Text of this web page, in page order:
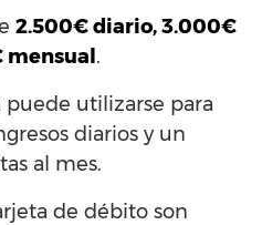
2.500€ diario, 3.000€
.
utilizarse para
diarios y un
al mes.
de débito son